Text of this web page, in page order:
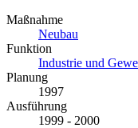
Maßnahme
Neubau
Funktion
Industrie und
Planung
1997
Ausführung
1999 - 2000